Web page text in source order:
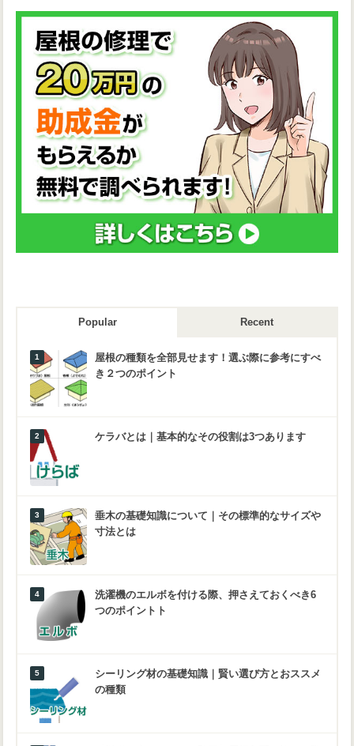
Popular Recent
屋根の種類を全部見せます！選ぶ際に参考にすべ
き２つのポイント
ケラバとは｜基本的なその役割は3つあります
垂木の基礎知識について｜その標準的なサイズや
寸法とは
洗濯機のエルボを付ける際、押さえておくべき6
つのポイントト
シーリング材の基礎知識｜賢い選び方とおススメ
の種類